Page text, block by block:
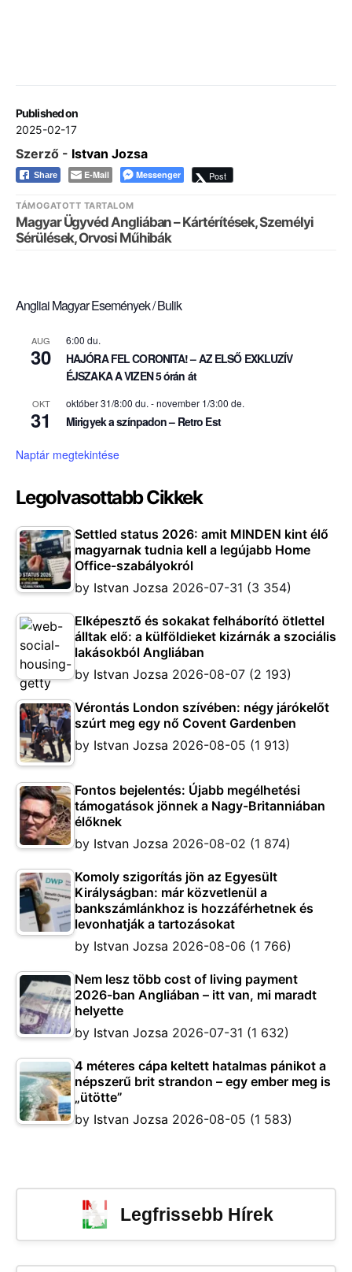
Published on
2025-02-17
Szerző - Istvan Jozsa
Share E-Mail Messenger Post
TÁMOGATOTT TARTALOM
Magyar Ügyvéd Angliában – Kártérítések, Személyi
Sérülések, Orvosi Műhibák
Angliai Magyar Események / Bulik
AUG
30
6:00 du.
HAJÓRA FEL CORONITA! – AZ ELSŐ EXKLUZÍV
ÉJSZAKA A VIZEN 5 órán át
OKT
31
október 31/8:00 du. -november 1/3:00 de.
Mirigyek a színpadon – Retro Est
Naptár megtekintése
Legolvasottabb Cikkek
Settled status 2026: amit MINDEN kint élő
magyarnak tudnia kell a legújabb Home
Office-szabályokról
by Istvan Jozsa 2026-07-31 (3 354)
Elképesztő és sokakat felháborító ötlettel
álltak elő: a külföldieket kizárnák a szociális
lakásokból Angliában
by Istvan Jozsa 2026-08-07 (2 193)
Vérontás London szívében: négy járókelőt
szúrt meg egy nő Covent Gardenben
by Istvan Jozsa 2026-08-05 (1 913)
Fontos bejelentés: Újabb megélhetési
támogatások jönnek a Nagy-Britanniában
élőknek
by Istvan Jozsa 2026-08-02 (1 874)
Komoly szigorítás jön az Egyesült
Királyságban: már közvetlenül a
bankszámlánkhoz is hozzáférhetnek és
levonhatják a tartozásokat
by Istvan Jozsa 2026-08-06 (1 766)
Nem lesz több cost of living payment
2026-ban Angliában – itt van, mi maradt
helyette
by Istvan Jozsa 2026-07-31 (1 632)
4 méteres cápa keltett hatalmas pánikot a
népszerű brit strandon – egy ember meg is
„ütötte”
by Istvan Jozsa 2026-08-05 (1 583)
Legfrissebb Hírek